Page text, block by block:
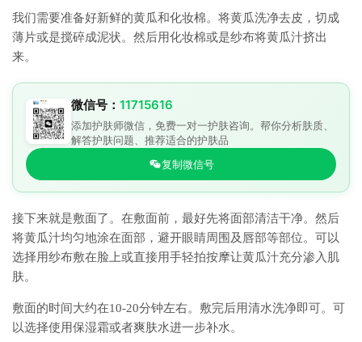
我们需要准备好新鲜的黄瓜和化妆棉。将黄瓜洗净去皮，切成
薄片或是搅碎成泥状。然后用化妆棉或是纱布将黄瓜汁挤出
来。
微信号： 11715616
添加护肤师微信，免费一对一护肤咨询。帮你分析肤质、
解答护肤问题、推荐适合的护肤品
复制微信号
接下来就是敷面了。在敷面前，最好先将面部清洁干净。然后
将黄瓜汁均匀地涂在面部，避开眼睛周围及唇部等部位。可以
选择用纱布敷在脸上或直接用手轻拍按摩让黄瓜汁充分渗入肌
肤。
敷面的时间大约在10-20分钟左右。敷完后用清水洗净即可。可
以选择使用保湿霜或者爽肤水进一步补水。